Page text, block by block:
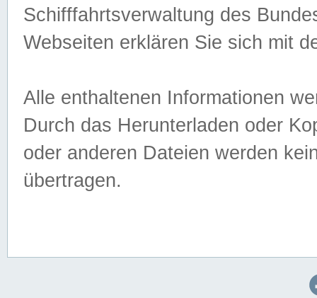
Schifffahrtsverwaltung des
Webseiten erklären Sie sich mit
Alle enthaltenen Informationen
Durch das Herunterladen oder
oder anderen Dateien werden
übertragen.